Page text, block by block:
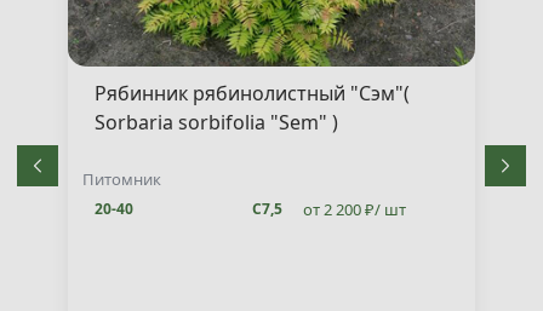
Рябинник рябинолистный "Сэм"(
Sorbaria sorbifolia "Sem" )
Питомник
20-40 С7,5 от 2 200 ₽/ шт